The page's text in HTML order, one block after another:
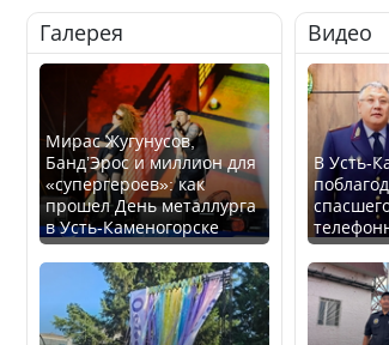
Қазақстан Орталық Азия
елдері арасында әл-ауқат
индексінде көш бастады
Казахстан возглавил
рейтинг благополучия
среди стран Центральной
Азии
В РФ
делу об
Талькова
В
Галерея
Мирас Жугунусов,
Банд’Эрос и миллион для
«супергероев»: как
прошел День металлурга
в Усть-Каменогорске
Видео
В Усть-